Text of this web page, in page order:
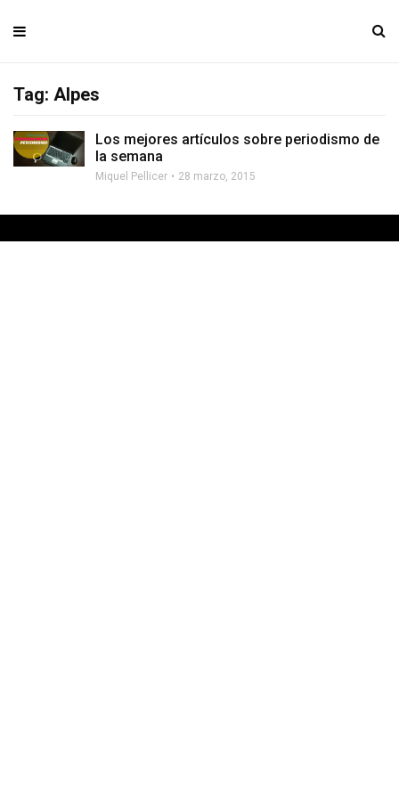
Tag: Alpes
Los mejores artículos sobre periodismo de
la semana
Miquel Pellicer 28 marzo, 2015